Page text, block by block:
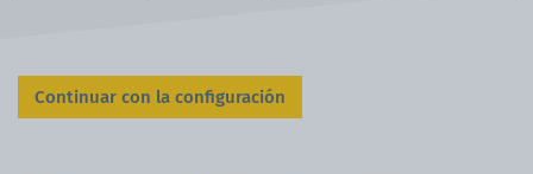
Continuar con la configuración